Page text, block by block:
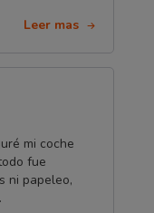
Leer mas
mi coche
fue
ni papeleo,